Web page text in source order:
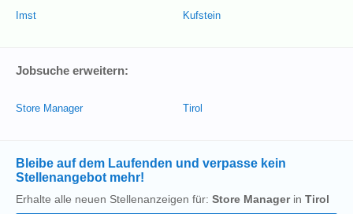
Imst Kufstein
Jobsuche erweitern:
Store Manager Tirol
Bleibe auf dem Laufenden und verpasse kein
Stellenangebot mehr!
Erhalte alle neuen Stellenanzeigen für: Store Managerin Tirol